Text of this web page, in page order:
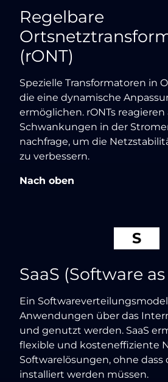
Regelbare
(rONT)
Spezielle Transformatoren in
die eine dynamische
ermöglichen. rONTs reagieren
Schwankungen in der
nachfrage, um die
zu verbessern.
Nach oben
S
SaaS (Software
Ein
Anwendungen über das
und genutzt werden. SaaS
flexible und kosteneffiziente
Softwarelösungen, ohne dass
installiert werden müssen.